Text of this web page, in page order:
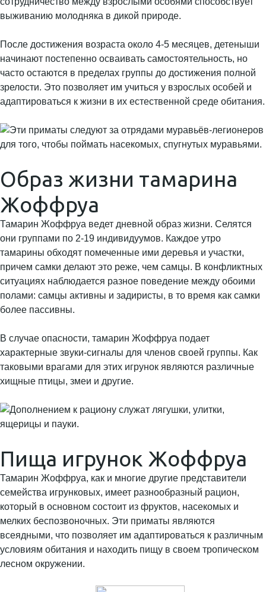
выживанию молодняка в дикой природе.
После достижения возраста около 4-5 месяцев, детеныши
начинают постепенно осваивать самостоятельность, но
часто остаются в пределах группы до достижения полной
зрелости. Это позволяет им учиться у взрослых особей и
адаптироваться к жизни в их естественной среде обитания.
Образ жизни тамарина
Жоффруа
Тамарин Жоффруа ведет дневной образ жизни. Селятся
они группами по 2-19 индивидуумов. Каждое утро
тамарины обходят помеченные ими деревья и участки,
причем самки делают это реже, чем самцы. В конфликтных
ситуациях наблюдается разное поведение между обоими
полами: самцы активны и задиристы, в то время как самки
более пассивны.
В случае опасности, тамарин Жоффруа подает
характерные звуки-сигналы для членов своей группы. Как
таковыми врагами для этих игрунок являются различные
хищные птицы, змеи и другие.
Пища игрунок Жоффруа
Тамарин Жоффруа, как и многие другие представители
семейства игрунковых, имеет разнообразный рацион,
который в основном состоит из фруктов, насекомых и
мелких беспозвоночных. Эти приматы являются
всеядными, что позволяет им адаптироваться к различным
условиям обитания и находить пищу в своем тропическом
лесном окружении.